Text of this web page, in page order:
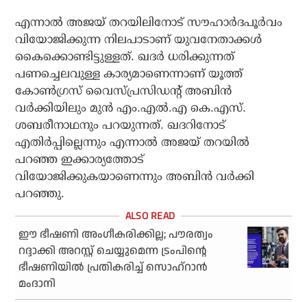
എന്നാല്‍ അജയ് തറയിലിനോട് സൗഹാര്‍ദപൂര്‍വം
വിയോജിക്കുന്ന നിലപാടാണ് യുവനേതാക്കള്‍
കൈക്കൊണ്ടിട്ടുള്ളത്. ഖദര്‍ ധരിക്കുന്നത്
പണച്ചെലവുള്ള കാര്യമാണെന്നാണ് യൂത്ത്
കോണ്‍ഗ്രസ് വൈസ്പ്രസിഡന്റ് അബിന്‍
വര്‍ക്കിയിലും മുന്‍ എം.എല്‍.എ കെ.എസ്.
ശബരീനാഥനും പറയുന്നത്. ഖദറിനോട്
എതിര്‍പ്പില്ലെന്നും എന്നാല്‍ അജയ് തറയില്‍
പറഞ്ഞ ഇക്കാര്യത്തോട്
വിയോജിക്കുകയാണെന്നും അബിന്‍ വര്‍ക്കി
പറഞ്ഞു.
ഈ ഭീഷണി അംഗീകരിക്കില്ല; പൗരത്വം
റദ്ദാക്കി അറസ്റ്റ് ചെയ്യുമെന്ന ട്രംപിന്റെ
ഭീഷണിയിൽ പ്രതികരിച്ച് സൊഹ്‌റാൻ
മംദാനി